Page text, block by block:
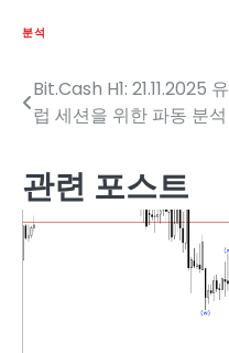
분석
글
탐
색
Bit.Cash H1: 21.11.2025 유
럽 세션을 위한 파동 분석
관련 포스트